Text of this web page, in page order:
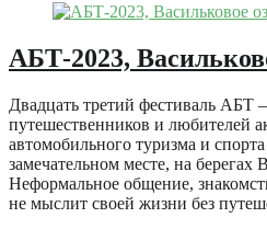
АБТ-2023,
Двадцать третий фестиваль АБТ
путешественников и любителей
автомобильного туризма и
замечательном месте, на берегах
Неформальное общение,
не мыслит своей жизни без